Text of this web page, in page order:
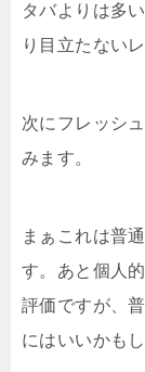
タバよりは多
り目立たない
次にフレッシ
みます。
まぁこれは普
す。あと個人
評価ですが、
にはいいかも